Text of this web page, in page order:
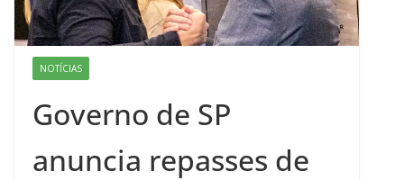
NOTÍCIAS
Governo de SP
anuncia repasses de